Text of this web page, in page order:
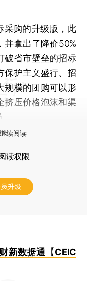
购的升级版，此
并拿出了降价50%
破省市壁垒的招标
保护主义盛行、招
规模的团购可以形
挤压价格泡沫和渠
续阅读
读权限
升级
财新数据通【CEIC